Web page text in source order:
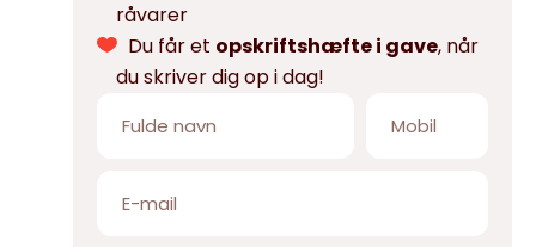
råvarer
Du får et opskriftshæfte i gave, når
du skriver dig op i dag!